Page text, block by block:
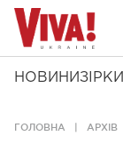
НОВИНИ ЗІРКИ
ГОЛОВНА АРХІВ